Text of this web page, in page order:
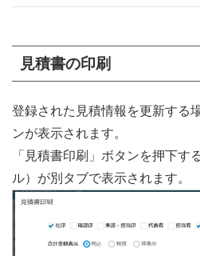
見積書の印刷
登録された見積情報を更新する
ンが表示されます。
「見積書印刷」ボタンを押下す
ル）が別タブで表示されます。